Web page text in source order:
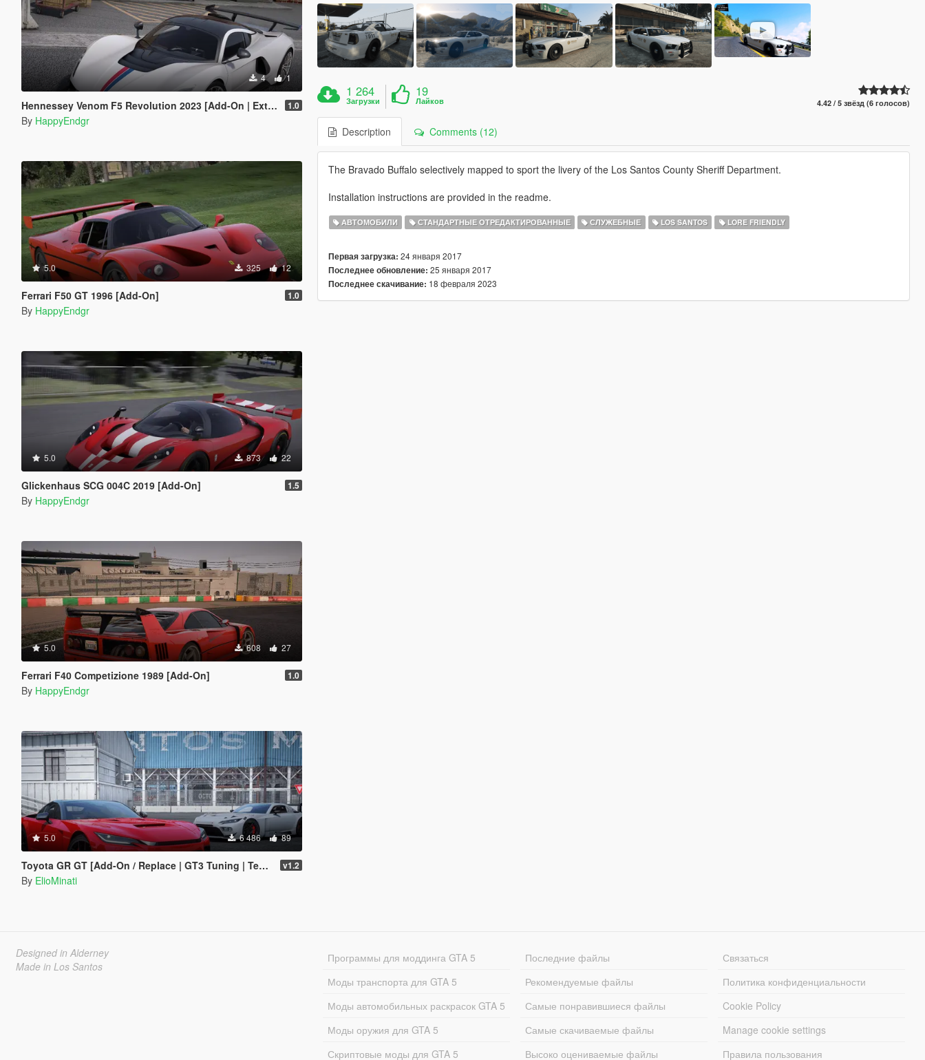
4 1
Hennessey Venom F5 Revolution 2023 [Add-On | Extras] 1.0
By HappyEndgr
5.0 325 12
Ferrari F50 GT 1996 [Add-On] 1.0
By HappyEndgr
5.0 873 22
Glickenhaus SCG 004C 2019 [Add-On] 1.5
By HappyEndgr
5.0 608 27
Ferrari F40 Competizione 1989 [Add-On] 1.0
By HappyEndgr
5.0 6 486 89
Toyota GR GT [Add-On / Replace | GT3 Tuning | Template | LODS] v1.2
By ElioMinati
1 264
Загрузки
19
Лайков 4.42 / 5 звёзд (6 голосов)
Description Comments (12)
The Bravado Buffalo selectively mapped to sport the livery of the Los Santos County Sheriff Department.
Installation instructions are provided in the readme.
АВТОМОБИЛИ СТАНДАРТНЫЕ ОТРЕДАКТИРОВАННЫЕ СЛУЖЕБНЫЕ LOS SANTOS LORE FRIENDLY
Первая загрузка: 24 января 2017
Последнее обновление: 25 января 2017
Последнее скачивание: 18 февраля 2023
Designed in Alderney
Made in Los Santos
Программы для моддинга GTA 5
Моды транспорта для GTA 5
Моды автомобильных раскрасок GTA 5
Моды оружия для GTA 5
Скриптовые моды для GTA 5
Последние файлы
Рекомендуемые файлы
Самые понравившиеся файлы
Самые скачиваемые файлы
Высоко оцениваемые файлы
Связаться
Политика конфиденциальности
Cookie Policy
Manage cookie settings
Правила пользования